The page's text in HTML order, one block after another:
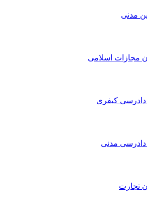
مدنی
مجازات اسلامی
دادرسی کیفری
دادرسی مدنی
تجارت